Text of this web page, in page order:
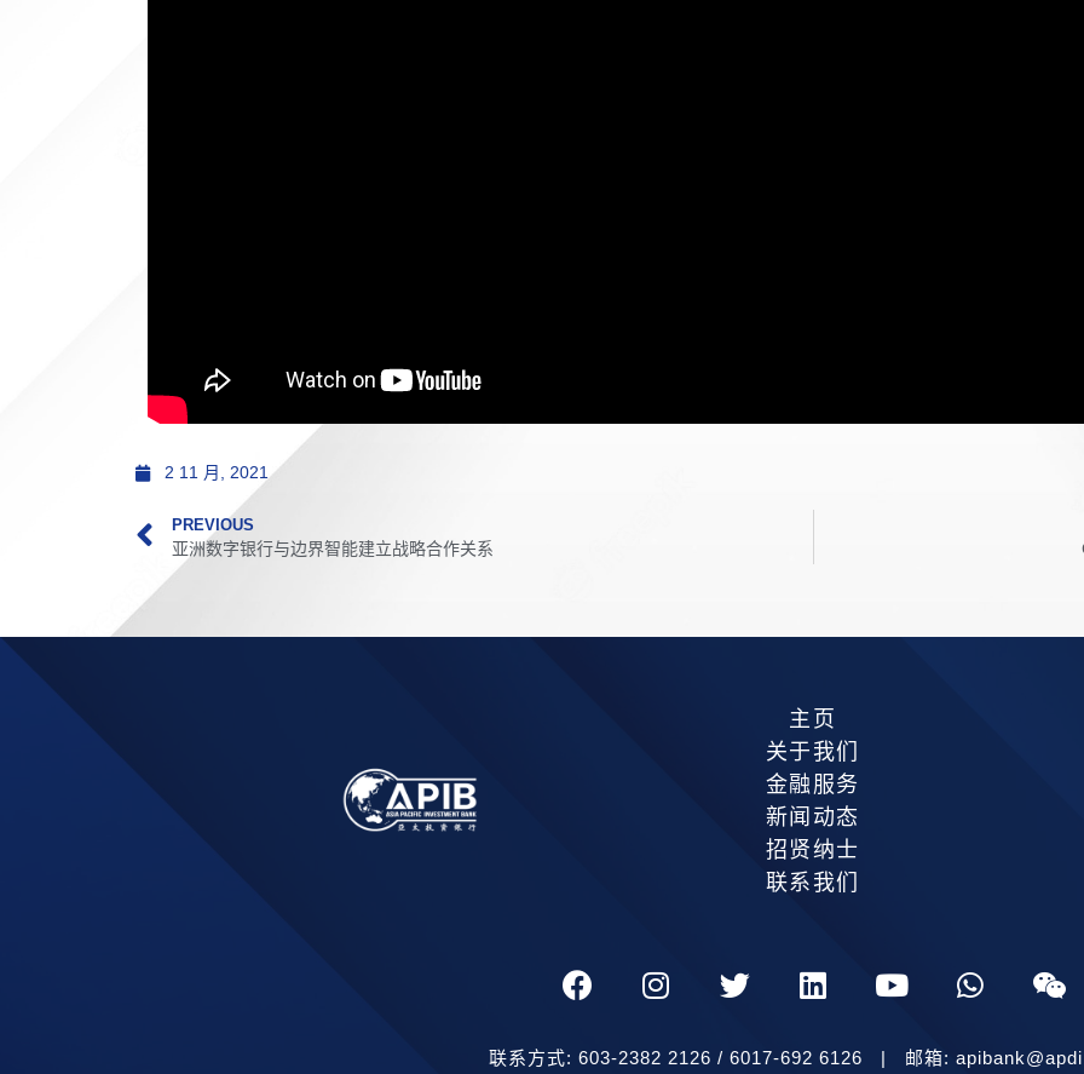
2 11 月, 2021
PREVIOUS
亚洲数字银行与边界智能建立战略合作关系
主页
关于我们
金融服务
新闻动态
招贤纳士
联系我们
联系方式: 603-2382 2126 / 6017-692 6126 | 邮箱: